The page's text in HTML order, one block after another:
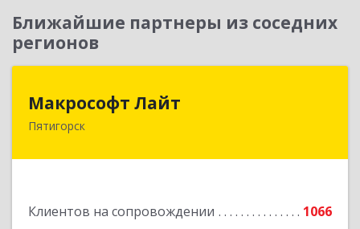
Ближайшие партнеры из соседних
регионов
Макрософт Лайт
Пятигорск
Клиентов на сопровождении
1066
357501, Ставропольский край, Пятигорск г,